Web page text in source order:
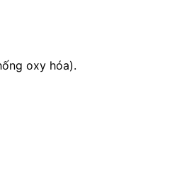
oxy hóa).